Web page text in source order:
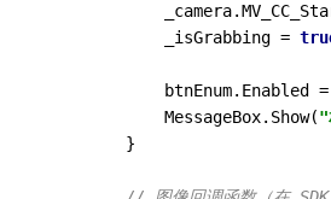
            _isGrabbing =
            btnEnum.Enabled =
            MessageBox.Show(
"
        }